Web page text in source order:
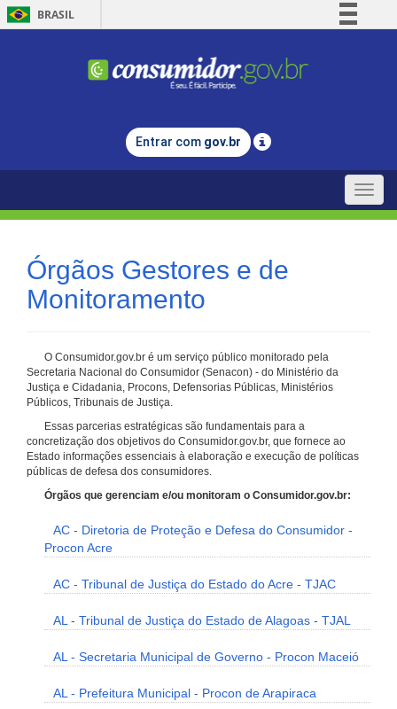
BRASIL
Comunica BR
Legislação
Entrar com gov.br
Toggle
Órgãos Gestores e de
Monitoramento
O Consumidor.gov.br é um serviço público monitorado pela
Secretaria Nacional do Consumidor (Senacon) - do Ministério da
Justiça e Cidadania, Procons, Defensorias Públicas, Ministérios
Públicos, Tribunais de Justiça.
Essas parcerias estratégicas são fundamentais para a
concretização dos objetivos do Consumidor.gov.br, que fornece ao
Estado informações essenciais à elaboração e execução de políticas
públicas de defesa dos consumidores.
Órgãos que gerenciam e/ou monitoram o Consumidor.gov.br:
AC - Diretoria de Proteção e Defesa do Consumidor -
Procon Acre
AC - Tribunal de Justiça do Estado do Acre - TJAC
AL - Tribunal de Justiça do Estado de Alagoas - TJAL
AL - Secretaria Municipal de Governo - Procon Maceió
AL - Prefeitura Municipal - Procon de Arapiraca